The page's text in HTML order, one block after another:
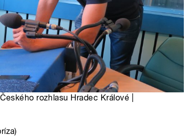
rozhlasu Hradec Králové |